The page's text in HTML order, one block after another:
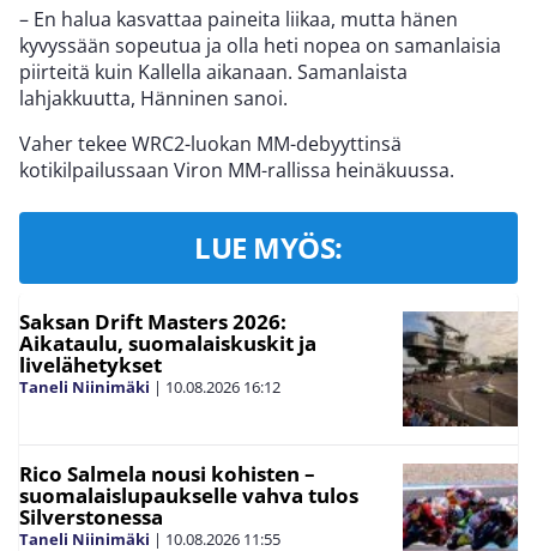
– En halua kasvattaa paineita liikaa, mutta hänen
kyvyssään sopeutua ja olla heti nopea on samanlaisia
piirteitä kuin Kallella aikanaan. Samanlaista
lahjakkuutta, Hänninen sanoi.
Vaher tekee WRC2-luokan MM-debyyttinsä
kotikilpailussaan Viron MM-rallissa heinäkuussa.
LUE MYÖS:
Saksan Drift Masters 2026:
Aikataulu, suomalaiskuskit ja
livelähetykset
Taneli Niinimäki | 10.08.2026 16:12
Rico Salmela nousi kohisten –
suomalaislupaukselle vahva tulos
Silverstonessa
Taneli Niinimäki | 10.08.2026 11:55